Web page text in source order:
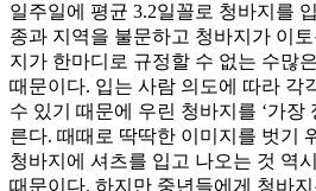
일주일에 평균 3.2일꼴로 청바지를
종과 지역을 불문하고 청바지가 이
지가 한마디로 규정할 수 없는 수많
때문이다. 입는 사람 의도에 따라 각
수 있기 때문에 우린 청바지를 ‘가장
른다. 때때로 딱딱한 이미지를 벗기
청바지에 셔츠를 입고 나오는 것 역
때문이다. 하지만 중년들에게 청바